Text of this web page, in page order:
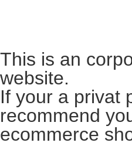
This is an
website.
If your a privat
recommend
ecommerce